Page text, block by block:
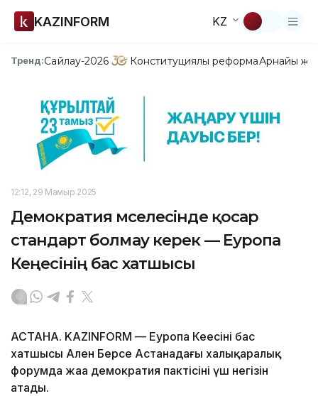
KAZINFORM KZ
Тренд:Сайлау-2026 Конституциялық реформаАрнайы
12:12, 29 Мамыр 2025
Демократия мәселесінде қосар
стандарт болмау керек — Еуропа
Кеңесінің бас хатшысы
АСТАНА. KAZINFORM — Еуропа Кеңесінің бас
хатшысы Ален Берсе Астанадағы халықаралық
форумда жаңа демократия пактісінің үш негізін
атады.